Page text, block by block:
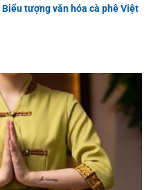
tượng văn hóa cà phê Việt